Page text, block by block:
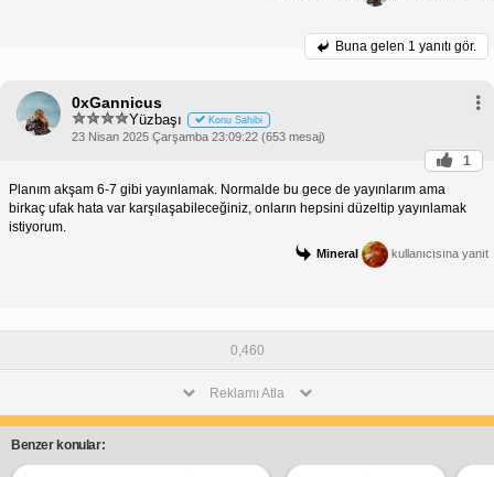
Buna gelen 1 yanıtı gör.
0xGannicus
Yüzbaşı Konu Sahibi
23 Nisan 2025 Çarşamba 23:09:22 (653 mesaj)
1
Planım akşam 6-7 gibi yayınlamak. Normalde bu gece de yayınlarım ama
birkaç ufak hata var karşılaşabileceğiniz, onların hepsini düzeltip yayınlamak
istiyorum.
Mineral kullanıcısına yanıt
0,460
Reklamı Atla
Benzer konular: